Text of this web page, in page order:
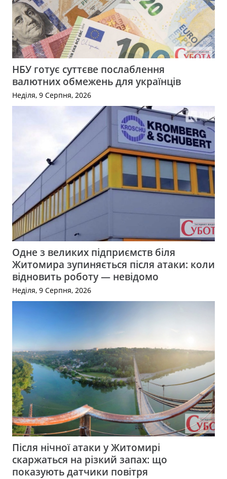
НБУ готує суттєве послаблення
валютних обмежень для українців
Неділя, 9 Серпня, 2026
Одне з великих підприємств біля
Житомира зупиняється після атаки: коли
відновить роботу — невідомо
Неділя, 9 Серпня, 2026
Після нічної атаки у Житомирі
скаржаться на різкий запах: що
показують датчики повітря